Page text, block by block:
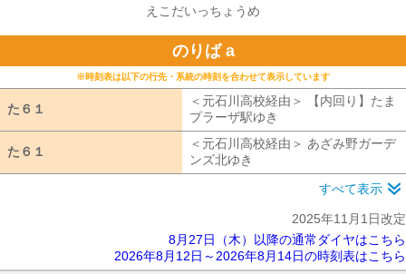
えこだいっちょうめ
のりば a
※時刻表は以下の行先・系統の時刻を合わせて表示しています
た６１
＜元石川高校経由＞ 【内回り】たま
プラーザ駅ゆき
た６１
＜元石川高校経由＞ あざみ野ガーデ
ンズ北ゆき
すべて表示
2025年11月1日改定
8月27日（木）以降の通常ダイヤはこちら
2026年8月12日～2026年8月14日の時刻表はこちら